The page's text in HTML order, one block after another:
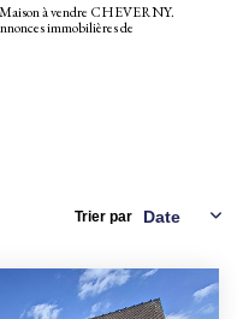
Maison à vendre CHEVERNY.
immobilières de
Trier par